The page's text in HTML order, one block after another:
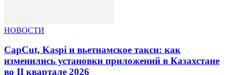
НОВОСТИ
CapCut, Kaspi и вьетнамское такси: как
изменились установки приложений в Казахстане
во II квартале 2026